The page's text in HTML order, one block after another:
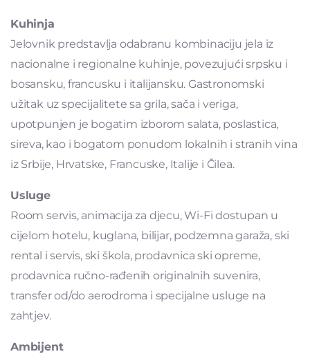
Kuhinja
Jelovnik predstavlja odabranu kombinaciju jela iz
nacionalne i regionalne kuhinje, povezujući srpsku i
bosansku, francusku i italijansku. Gastronomski
užitak uz specijalitete sa grila, sača i veriga,
upotpunjen je bogatim izborom salata, poslastica,
sireva, kao i bogatom ponudom lokalnih i stranih vina
iz Srbije, Hrvatske, Francuske, Italije i Čilea.
Usluge
Room servis, animacija za djecu, Wi-Fi dostupan u
cijelom hotelu, kuglana, bilijar, podzemna garaža, ski
rental i servis, ski škola, prodavnica ski opreme,
prodavnica ručno-rađenih originalnih suvenira,
transfer od/do aerodroma i specijalne usluge na
zahtjev.
Ambijent